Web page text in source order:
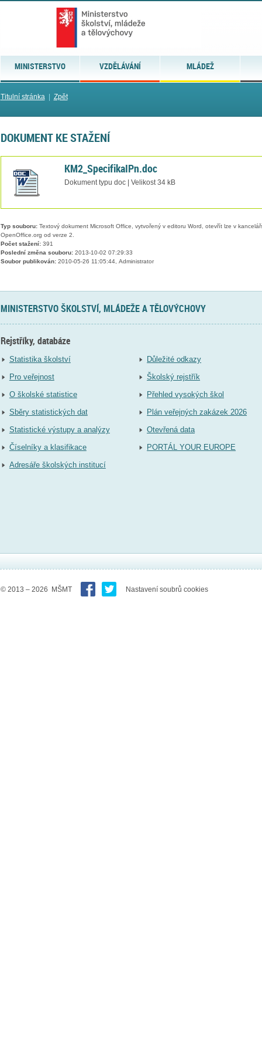
MINISTERSTVO VZDĚLÁVÁNÍ MLÁDEŽ
Titulní stránka| Zpět
DOKUMENT KE STAŽENÍ
KM2_SpecifikaIPn.doc
Dokument typu doc | Velikost 34 kB
Typ souboru:Textový dokument Microsoft Office, vytvořený v editoru Word, otevřít lze v
OpenOffice.org od verze 2.
Počet stažení:391
Poslední změna souboru:2013-10-02 07:29:33
Soubor publikován:2010-05-26 11:05:44, Administrator
MINISTERSTVO ŠKOLSTVÍ, MLÁDEŽE A TĚLOVÝCHOVY
Rejstříky, databáze
Statistika školství
Pro veřejnost
O školské statistice
Sběry statistických dat
Statistické výstupy a analýzy
Číselníky a klasifikace
Adresáře školských institucí
Důležité odkazy
Školský rejstřík
Přehled vysokých škol
Plán veřejných zakázek 2026
Otevřená data
PORTÁL YOUR EUROPE
© 2013 – 2026 MŠMT Nastavení soubrů cookies